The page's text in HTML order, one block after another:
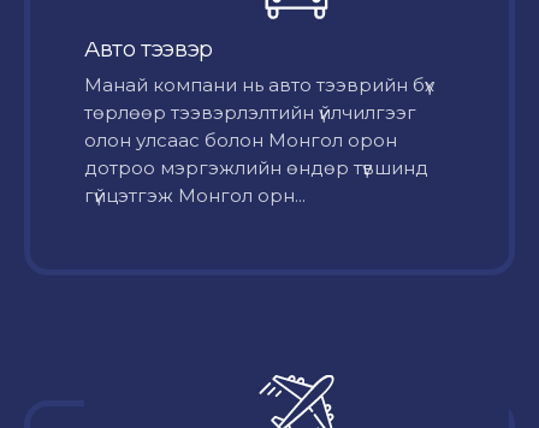
Авто тээвэр
Mанай компани нь авто тээврийн бүх
төрлөөр тээвэрлэлтийн үйлчилгээг
олон улсаас болон Монгол орон
дотроо мэргэжлийн өндөр түвшинд
гүйцэтгэж Монгол орн...